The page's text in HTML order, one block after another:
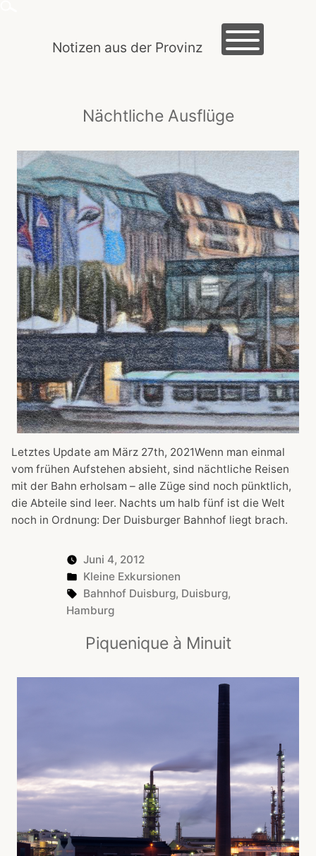
Notizen aus der Provinz
MACLOG
EXKURSIONEN
KREIDEZEIT
ROMANTIK
Nächtliche Ausflüge
Letztes Update am März 27th, 2021Wenn man einmal
vom frühen Aufstehen absieht, sind nächtliche Reisen
mit der Bahn erholsam – alle Züge sind noch pünktlich,
die Abteile sind leer. Nachts um halb fünf ist die Welt
noch in Ordnung: Der Duisburger Bahnhof liegt brach.
Juni 4, 2012
Posted
in
Kleine Exkursionen
Tags:
Bahnhof Duisburg, Duisburg,
Hamburg
Piquenique à Minuit